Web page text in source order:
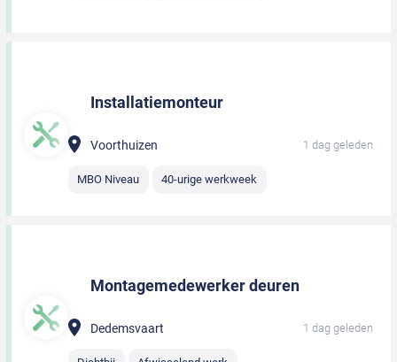
Installatiemonteur
Voorthuizen 1 dag geleden
MBO Niveau 40-urige werkweek
Montagemedewerker deuren
Dedemsvaart 1 dag geleden